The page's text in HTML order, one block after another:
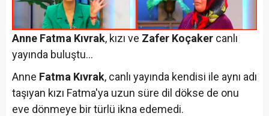
Anne Fatma Kıvrak, kızı ve Zafer Koçaker canlı
yayında buluştu…
Anne Fatma Kıvrak, canlı yayında kendisi ile aynı adı
taşıyan kızı Fatma'ya uzun süre dil dökse de onu
eve dönmeye bir türlü ikna edemedi.